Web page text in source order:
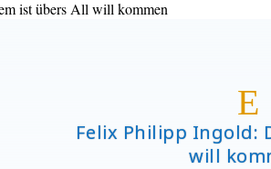
E
Felix Philipp Ingold:
will